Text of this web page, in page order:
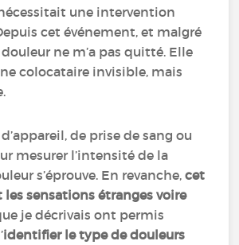
une intervention
cet événement, et malgré
ne m’a pas quitté. Elle
colocataire invisible, mais
de prise de sang ou
mesurer l’intensité de la
s’éprouve. En revanche,cet
sensations étranges voire
je décrivais ont permis
identifier le type de douleurs